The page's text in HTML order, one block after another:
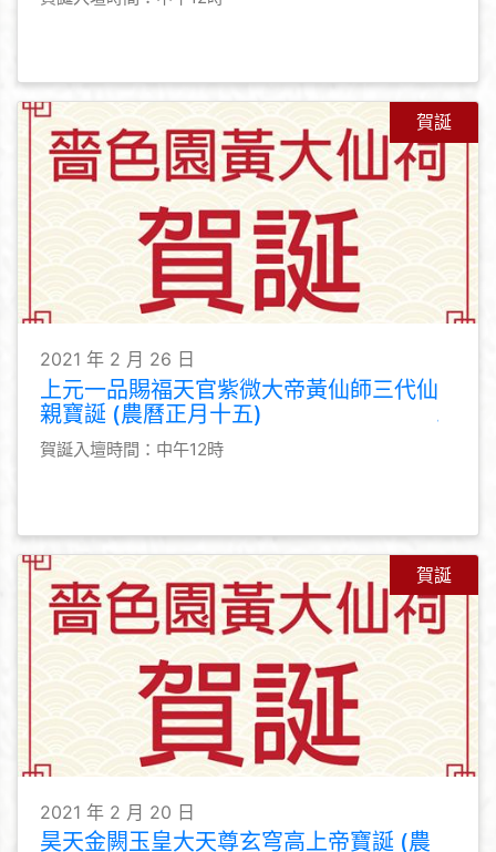
賀誕
2021 年 2 月 26 日
上元一品賜福天官紫微大帝黃仙師三代仙
親寶誕 (農曆正月十五)
賀誕入壇時間：中午12時
賀誕
2021 年 2 月 20 日
昊天金闕玉皇大天尊玄穹高上帝寶誕 (農